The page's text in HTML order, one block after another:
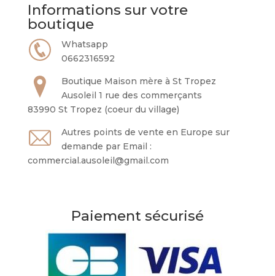
Informations sur votre
boutique
Whatsapp
0662316592
Boutique Maison mère à St Tropez
Ausoleil 1 rue des commerçants
83990 St Tropez (coeur du village)
Autres points de vente en Europe sur
demande par Email :
commercial.ausoleil@gmail.com
Paiement sécurisé